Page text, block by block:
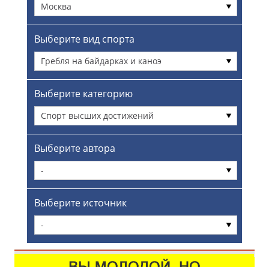
Москва
Выберите вид спорта
Гребля на байдарках и каноэ
Выберите категорию
Спорт высших достижений
Выберите автора
-
Выберите источник
-